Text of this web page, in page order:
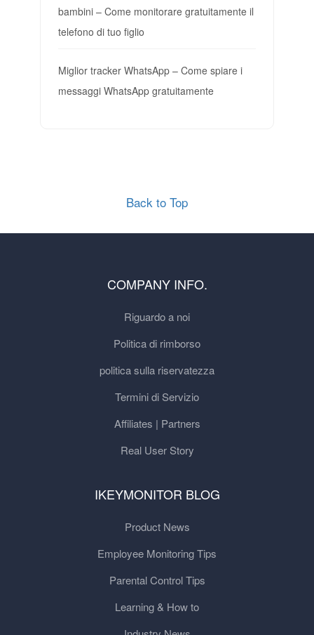
bambini – Come monitorare gratuitamente il
telefono di tuo figlio
Miglior tracker WhatsApp – Come spiare i
messaggi WhatsApp gratuitamente
Back to Top
COMPANY INFO.
Riguardo a noi
Politica di rimborso
politica sulla riservatezza
Termini di Servizio
Affiliates | Partners
Real User Story
IKEYMONITOR BLOG
Product News
Employee Monitoring Tips
Parental Control Tips
Learning & How to